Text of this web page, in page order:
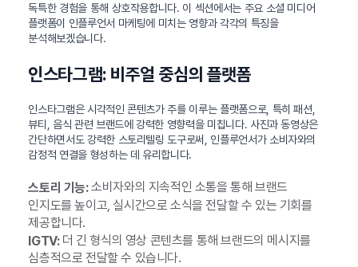
독특한 경험을 통해 상호작용합니다. 이 섹션에서는 주요 소셜 미디어
플랫폼이 인플루언서 마케팅에 미치는 영향과 각각의 특징을
분석해보겠습니다.
인스타그램: 비주얼 중심의 플랫폼
인스타그램은 시각적인 콘텐츠가 주를 이루는 플랫폼으로, 특히 패션,
뷰티, 음식 관련 브랜드에 강력한 영향력을 미칩니다. 사진과 동영상은
간단하면서도 강력한 스토리텔링 도구로써, 인플루언서가 소비자와의
감정적 연결을 형성하는 데 유리합니다.
스토리 기능:소비자와의 지속적인 소통을 통해 브랜드
인지도를 높이고, 실시간으로 소식을 전달할 수 있는 기회를
제공합니다.
IGTV:더 긴 형식의 영상 콘텐츠를 통해 브랜드의 메시지를
심층적으로 전달할 수 있습니다.